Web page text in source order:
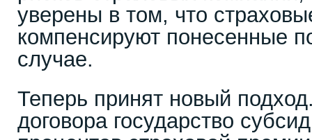
уверены в том, что
компенсируют понесенные
случае.
Теперь принят новый
договора государство